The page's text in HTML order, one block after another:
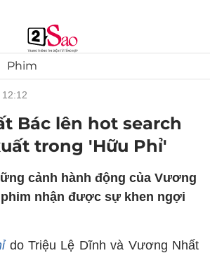
Phim
Bác lên hot search
trong 'Hữu Phỉ'
cảnh hành động của Vương
nhận được sự khen ngợi
do Triệu Lệ Dĩnh và Vương Nhất